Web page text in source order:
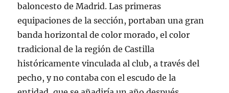
baloncesto de Madrid. Las primeras
equipaciones de la sección, portaban una gran
banda horizontal de color morado, el color
tradicional de la región de Castilla
históricamente vinculada al club, a través del
pecho, y no contaba con el escudo de la